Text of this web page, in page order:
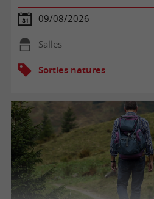
09/08/2026
Salles
Sorties natures